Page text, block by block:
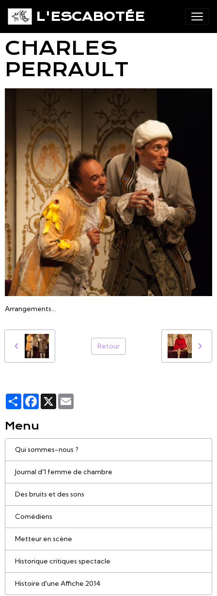
L'ESCABOTÉE
CHARLES
PERRAULT
Arrangements...
Retour
PartagerFacebook
X
Menu
Qui sommes-nous ?
Journal d'1 femme de chambre
Des bruits et des sons
Comédiens
Metteur en scène
Historique critiques spectacle
Histoire d'une Affiche 2014